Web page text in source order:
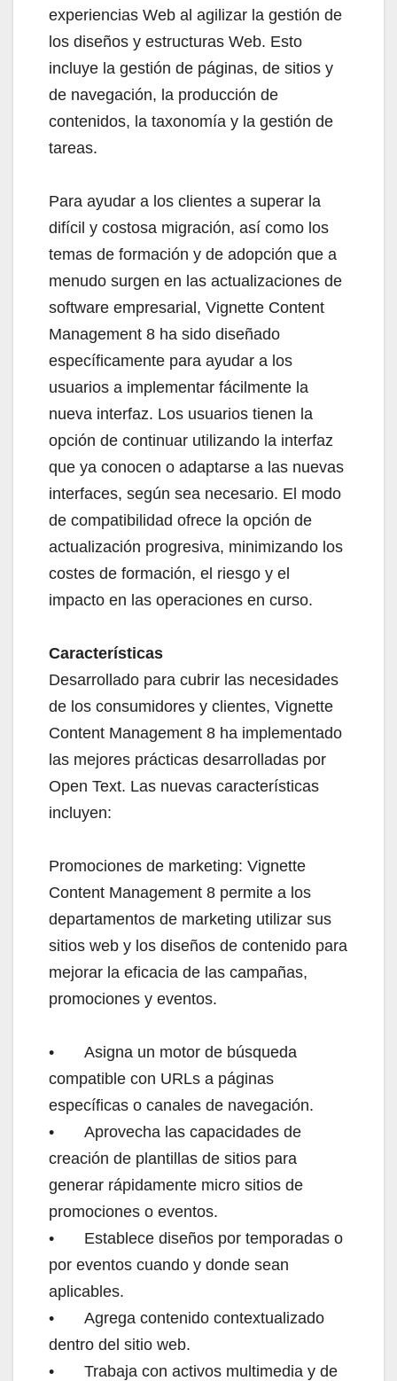
experiencias Web al agilizar la gestión de
los diseños y estructuras Web. Esto
incluye la gestión de páginas, de sitios y
de navegación, la producción de
contenidos, la taxonomía y la gestión de
tareas.
Para ayudar a los clientes a superar la
difícil y costosa migración, así como los
temas de formación y de adopción que a
menudo surgen en las actualizaciones de
software empresarial, Vignette Content
Management 8 ha sido diseñado
específicamente para ayudar a los
usuarios a implementar fácilmente la
nueva interfaz. Los usuarios tienen la
opción de continuar utilizando la interfaz
que ya conocen o adaptarse a las nuevas
interfaces, según sea necesario. El modo
de compatibilidad ofrece la opción de
actualización progresiva, minimizando los
costes de formación, el riesgo y el
impacto en las operaciones en curso.
Características
Desarrollado para cubrir las necesidades
de los consumidores y clientes, Vignette
Content Management 8 ha implementado
las mejores prácticas desarrolladas por
Open Text. Las nuevas características
incluyen:
Promociones de marketing: Vignette
Content Management 8 permite a los
departamentos de marketing utilizar sus
sitios web y los diseños de contenido para
mejorar la eficacia de las campañas,
promociones y eventos.
•
Asigna un motor de búsqueda
compatible con URLs a páginas
específicas o canales de navegación.
•
Aprovecha las capacidades de
creación de plantillas de sitios para
generar rápidamente micro sitios de
promociones o eventos.
•
Establece diseños por temporadas o
por eventos cuando y donde sean
aplicables.
•
Agrega contenido contextualizado
dentro del sitio web.
•
Trabaja con activos multimedia y de